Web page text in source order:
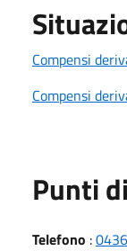
Compensi
Compensi
Punti
Telefono :